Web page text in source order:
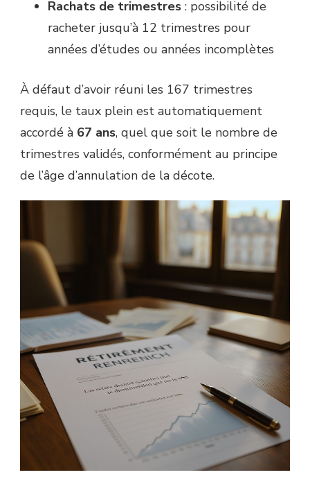
Rachats de trimestres : possibilité de
racheter jusqu’à 12 trimestres pour
années d’études ou années incomplètes
À défaut d’avoir réuni les 167 trimestres
requis, le taux plein est automatiquement
accordé à 67 ans, quel que soit le nombre de
trimestres validés, conformément au principe
de l’âge d’annulation de la décote.